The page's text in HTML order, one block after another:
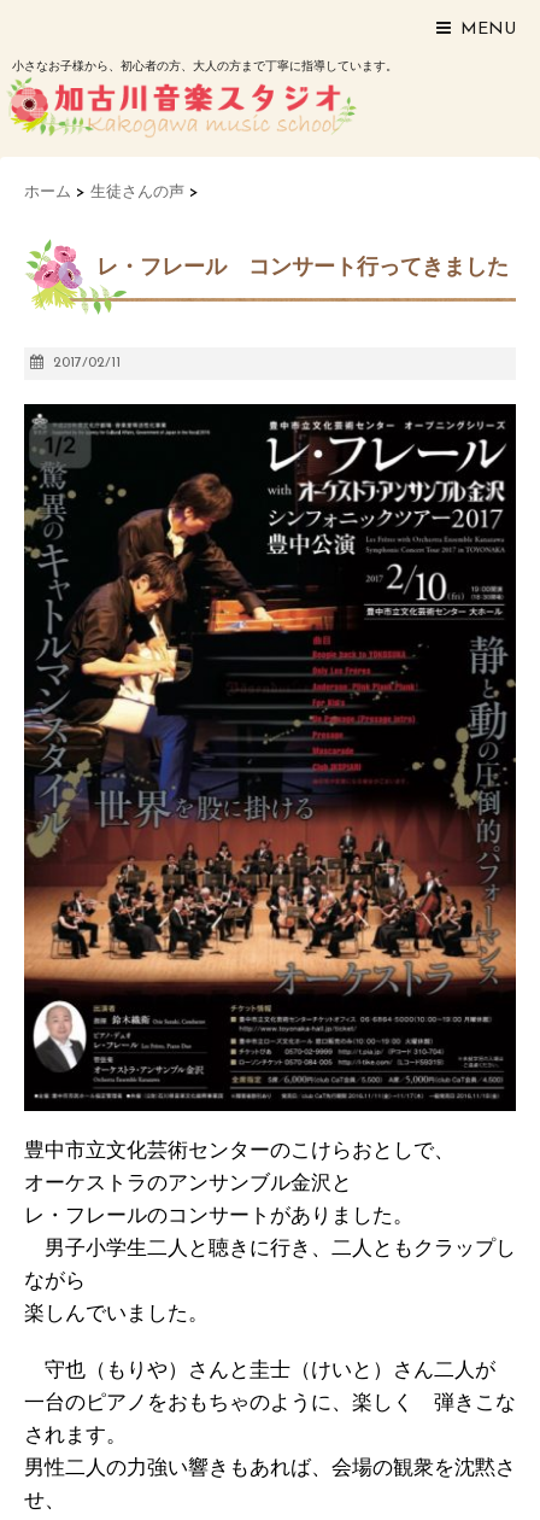
MENU
小さなお子様から、初心者の方、大人の方まで丁寧に指導しています。
ホーム > 生徒さんの声 >
レ・フレール コンサート行ってきました
2017/02/11
豊中市立文化芸術センターのこけらおとしで、
オーケストラのアンサンブル金沢と
レ・フレールのコンサートがありました。
男子小学生二人と聴きに行き、二人ともクラップし
ながら
楽しんでいました。
守也（もりや）さんと圭士（けいと）さん二人が
一台のピアノをおもちゃのように、楽しく 弾きこな
されます。
男性二人の力強い響きもあれば、会場の観衆を沈黙さ
せ、